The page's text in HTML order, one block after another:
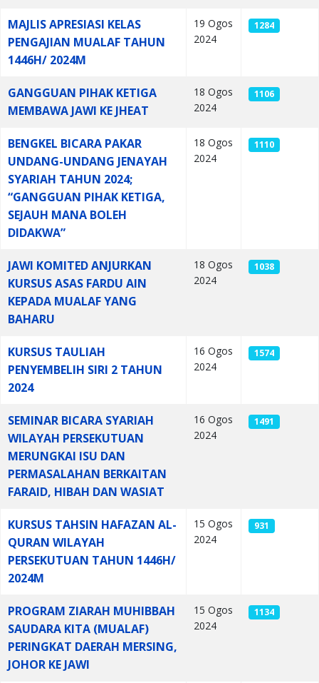
MAJLIS APRESIASI KELAS
PENGAJIAN MUALAF TAHUN
1446H/ 2024M
19 Ogos
2024
1284
GANGGUAN PIHAK KETIGA
MEMBAWA JAWI KE JHEAT
18 Ogos
2024
1106
BENGKEL BICARA PAKAR
UNDANG-UNDANG JENAYAH
SYARIAH TAHUN 2024;
“GANGGUAN PIHAK KETIGA,
SEJAUH MANA BOLEH
DIDAKWA”
18 Ogos
2024
1110
JAWI KOMITED ANJURKAN
KURSUS ASAS FARDU AIN
KEPADA MUALAF YANG
BAHARU
18 Ogos
2024
1038
KURSUS TAULIAH
PENYEMBELIH SIRI 2 TAHUN
2024
16 Ogos
2024
1574
SEMINAR BICARA SYARIAH
WILAYAH PERSEKUTUAN
MERUNGKAI ISU DAN
PERMASALAHAN BERKAITAN
FARAID, HIBAH DAN WASIAT
16 Ogos
2024
1491
KURSUS TAHSIN HAFAZAN AL-
QURAN WILAYAH
PERSEKUTUAN TAHUN 1446H/
2024M
15 Ogos
2024
931
PROGRAM ZIARAH MUHIBBAH
SAUDARA KITA (MUALAF)
PERINGKAT DAERAH MERSING,
JOHOR KE JAWI
15 Ogos
2024
1134